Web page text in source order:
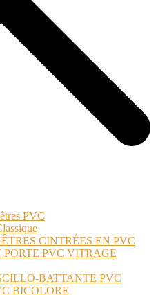
PVC
CINTRÉES EN PVC
PORTE PVC VITRAGE
BATTANTE PVC
BICOLORE